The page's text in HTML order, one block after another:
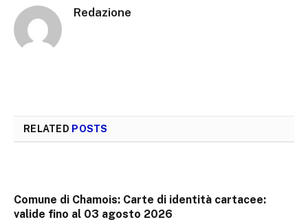
Redazione
RELATED POSTS
Comune di Chamois: Carte di identità cartacee:
valide fino al 03 agosto 2026